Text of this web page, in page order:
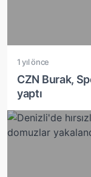
1 yıl önce
CZN Burak,
yaptı